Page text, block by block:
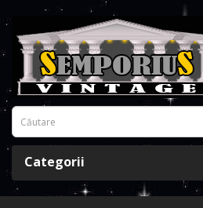
Categorii